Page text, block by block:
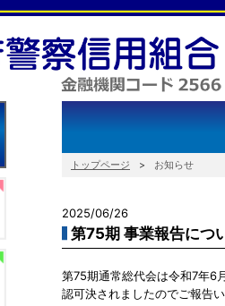
トップページ お知らせ
2025/06/26
第75期 事業報告につ
第75期通常総代会は令和7年6
認可決されましたのでご報告い